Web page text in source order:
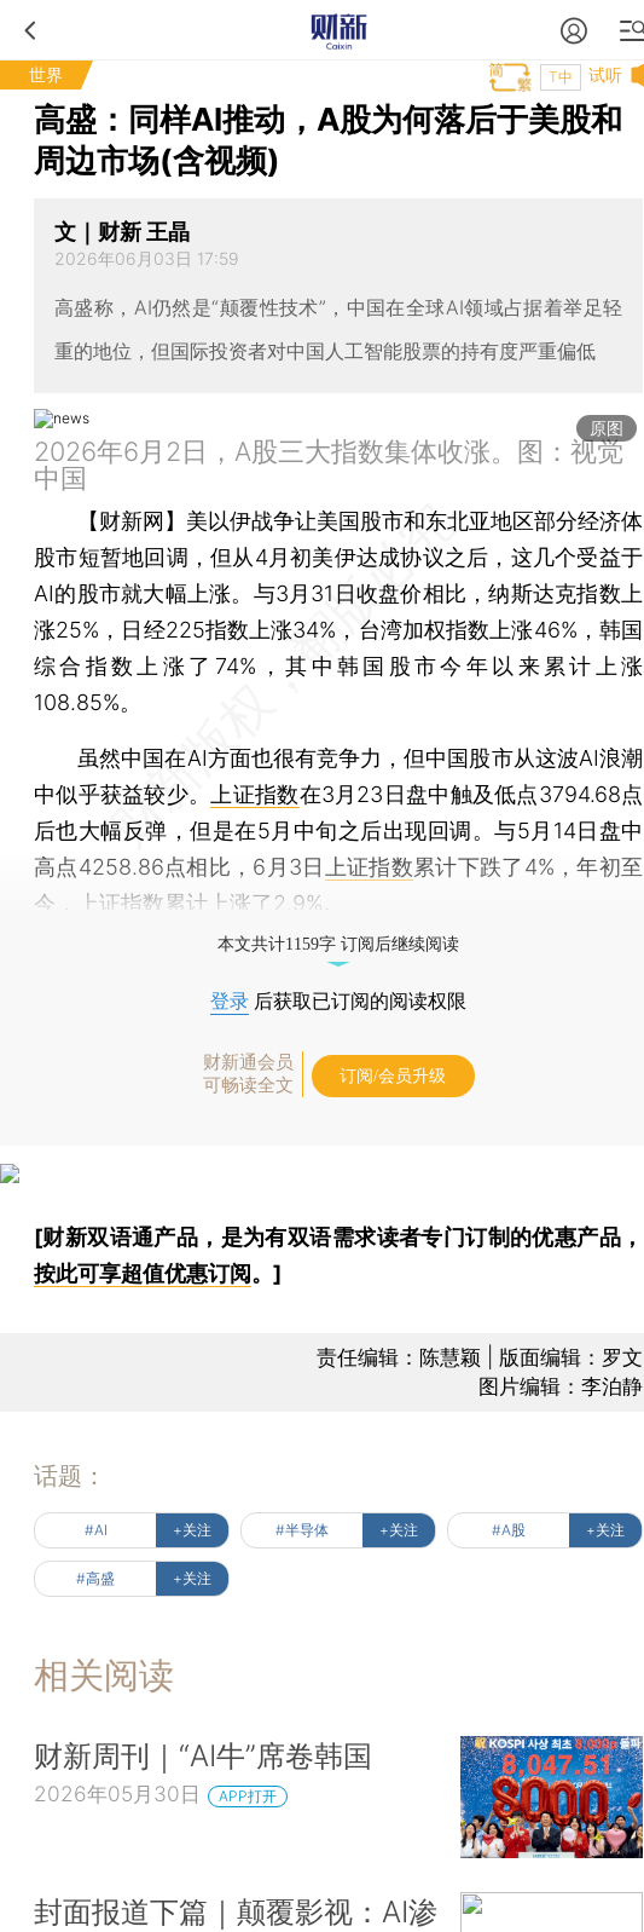
世界 试听
T中
高盛：同样AI推动，A股为何落后于美股和
周边市场(含视频)
文｜财新 王晶
2026年06月03日 17:59
高盛称，AI仍然是“颠覆性技术”，中国在全球AI领域占据着举足轻
重的地位，但国际投资者对中国人工智能股票的持有度严重偏低
原图
2026年6月2日，A股三大指数集体收涨。图：视觉
中国
【财新网】 美以伊战争让美国股市和东北亚地区部分经济体
股市短暂地回调，但从4月初美伊达成协议之后，这几个受益于
AI的股市就大幅上涨。与3月31日收盘价相比，纳斯达克指数上
涨25%，日经225指数上涨34%，台湾加权指数上涨46%，韩国
综合指数上涨了74%，其中韩国股市今年以来累计上涨
108.85%。
虽然中国在AI方面也很有竞争力，但中国股市从这波AI浪潮
中似乎获益较少。
上证指数在3月23日盘中触及低点3794.68点
后也大幅反弹，但是在5月中旬之后出现回调。与5月14日盘中
高点4258.86点相比，6月3日
上证指数累计下跌了4%，年初至
今，
上证指数累计上涨了2.9%。
本文共计1159字 订阅后继续阅读
登录 后获取已订阅的阅读权限
财新通会员
可畅读全文
订阅/会员升级
[财新双语通产品，是为有双语需求读者专门订制的优惠产品，
按此可享超值优惠订阅。]
责任编辑：陈慧颖 | 版面编辑：罗文
图片编辑：李泊静
话题：
#AI +关注 #半导体 +关注 #A股 +关注
#高盛 +关注
相关阅读
财新周刊｜“AI牛”席卷韩国
2026年05月30日 APP打开
封面报道下篇｜颠覆影视：AI渗